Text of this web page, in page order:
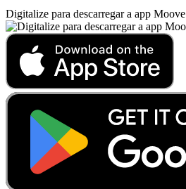
Digitalize para descarregar a app Moove